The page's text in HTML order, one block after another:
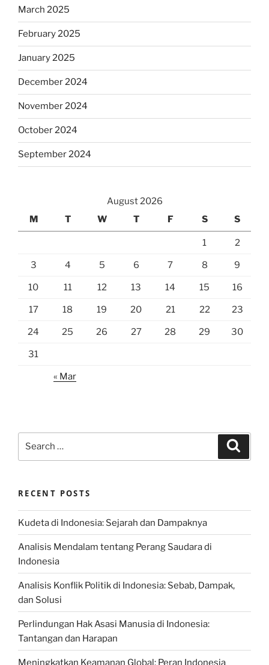
March 2025
February 2025
January 2025
December 2024
November 2024
October 2024
September 2024
August 2026
M
T W T F S S
1 2
3 4 5 6 7 8 9
10 11 12 13 14 15 16
17 18 19 20 21 22 23
24 25 26 27 28 29 30
31
« Mar
RECENT POSTS
Kudeta di Indonesia: Sejarah dan Dampaknya
Analisis Mendalam tentang Perang Saudara di
Indonesia
Analisis Konflik Politik di Indonesia: Sebab, Dampak,
dan Solusi
Perlindungan Hak Asasi Manusia di Indonesia:
Tantangan dan Harapan
Meningkatkan Keamanan Global: Peran Indonesia